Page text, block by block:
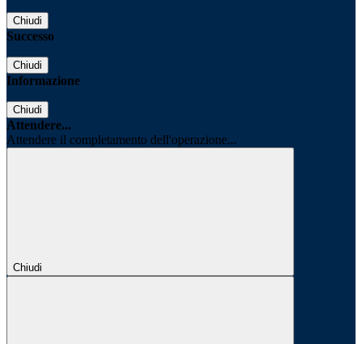
Chiudi
Successo
Chiudi
Informazione
Chiudi
Attendere...
Attendere il completamento dell'operazione...
Chiudi